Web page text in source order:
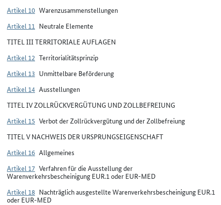
Artikel 10 Warenzusammenstellungen
Artikel 11 Neutrale Elemente
TITEL III TERRITORIALE AUFLAGEN
Artikel 12 Territorialitätsprinzip
Artikel 13 Unmittelbare Beförderung
Artikel 14 Ausstellungen
TITEL IV ZOLLRÜCKVERGÜTUNG UND ZOLLBEFREIUNG
Artikel 15 Verbot der Zollrückvergütung und der Zollbefreiung
TITEL V NACHWEIS DER URSPRUNGSEIGENSCHAFT
Artikel 16 Allgemeines
Artikel 17 Verfahren für die Ausstellung der
Warenverkehrsbescheinigung EUR.1 oder EUR-MED
Artikel 18 Nachträglich ausgestellte Warenverkehrsbescheinigung EUR.1
oder EUR-MED